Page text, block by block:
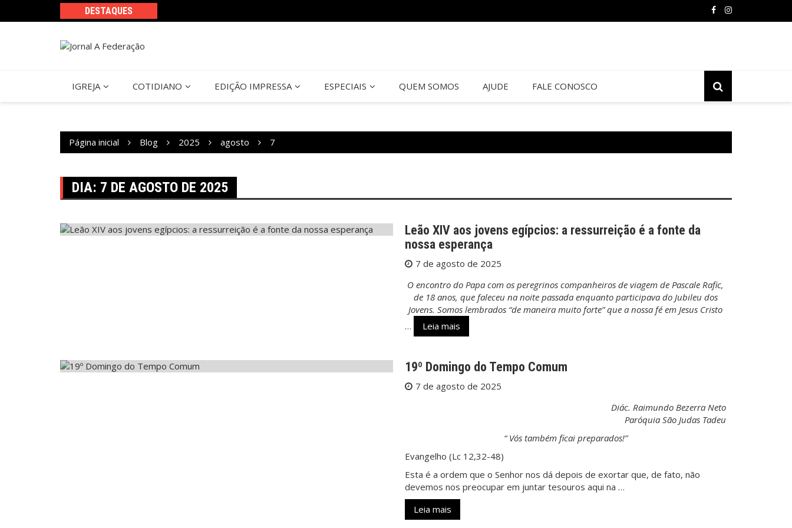
DESTAQUES
IGREJA COTIDIANO EDIÇÃO IMPRESSA ESPECIAIS QUEM SOMOS AJUDE FALE CONOSCO
Página inicial Blog 2025 agosto 7
DIA: 7 DE AGOSTO DE 2025
Leão XIV aos jovens egípcios: a ressurreição é a fonte da
nossa esperança
7 de agosto de 2025
O encontro do Papa com os peregrinos companheiros de viagem de Pascale Rafic,
de 18 anos, que faleceu na noite passada enquanto participava do Jubileu dos
Jovens. Somos lembrados “de maneira muito forte” que a nossa fé em Jesus Cristo
…
Leia mais
19º Domingo do Tempo Comum
7 de agosto de 2025
Diác. Raimundo Bezerra Neto
Paróquia São Judas Tadeu
“ Vós também ficai preparados!”
Evangelho (Lc 12,32-48)
Esta é a ordem que o Senhor nos dá depois de exortar que, de fato, não
devemos nos preocupar em juntar tesouros aqui na …
Leia mais